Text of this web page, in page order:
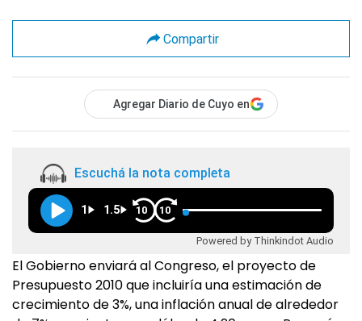
Compartir
Agregar Diario de Cuyo en
Escuchá la nota completa
1 1.5 10 10
Powered by Thinkindot Audio
El Gobierno enviará al Congreso, el proyecto de
Presupuesto 2010 que incluiría una estimación de
crecimiento de 3%, una inflación anual de alrededor